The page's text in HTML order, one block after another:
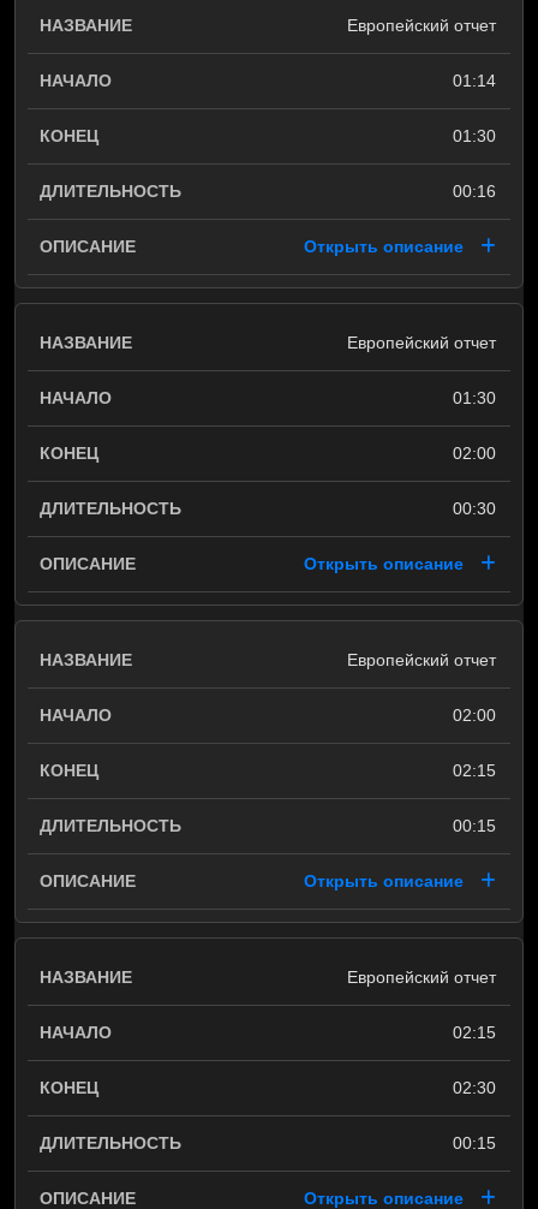
Европейский отчет
01:14
01:30
00:16
Открыть описание
Европейский отчет
01:30
02:00
00:30
Открыть описание
Европейский отчет
02:00
02:15
00:15
Открыть описание
Европейский отчет
02:15
02:30
00:15
Открыть описание